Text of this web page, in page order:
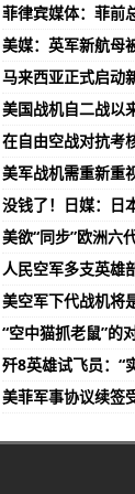
菲律宾媒体：菲前
美媒：英军新航母
马来西亚正式启动
美国战机自二战以
在自由空战对抗考
美军战机需重新重
没钱了！日媒：日
美欲“同步”欧洲六
人民空军多支英雄
美空军下代战机将
“空中猫抓老鼠”的
歼8英雄试飞员：“
美菲军事协议续签